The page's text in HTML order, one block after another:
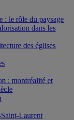
: le rôle du paysage
dans les
des églises
: montréalité et
Laurent